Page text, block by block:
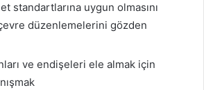
standartlarına uygun olmasını
düzenlemelerini gözden
ve endişeleri ele almak için